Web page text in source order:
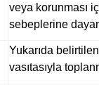
veya korunması
sebeplerine
Yukarıda
vasıtasıyla